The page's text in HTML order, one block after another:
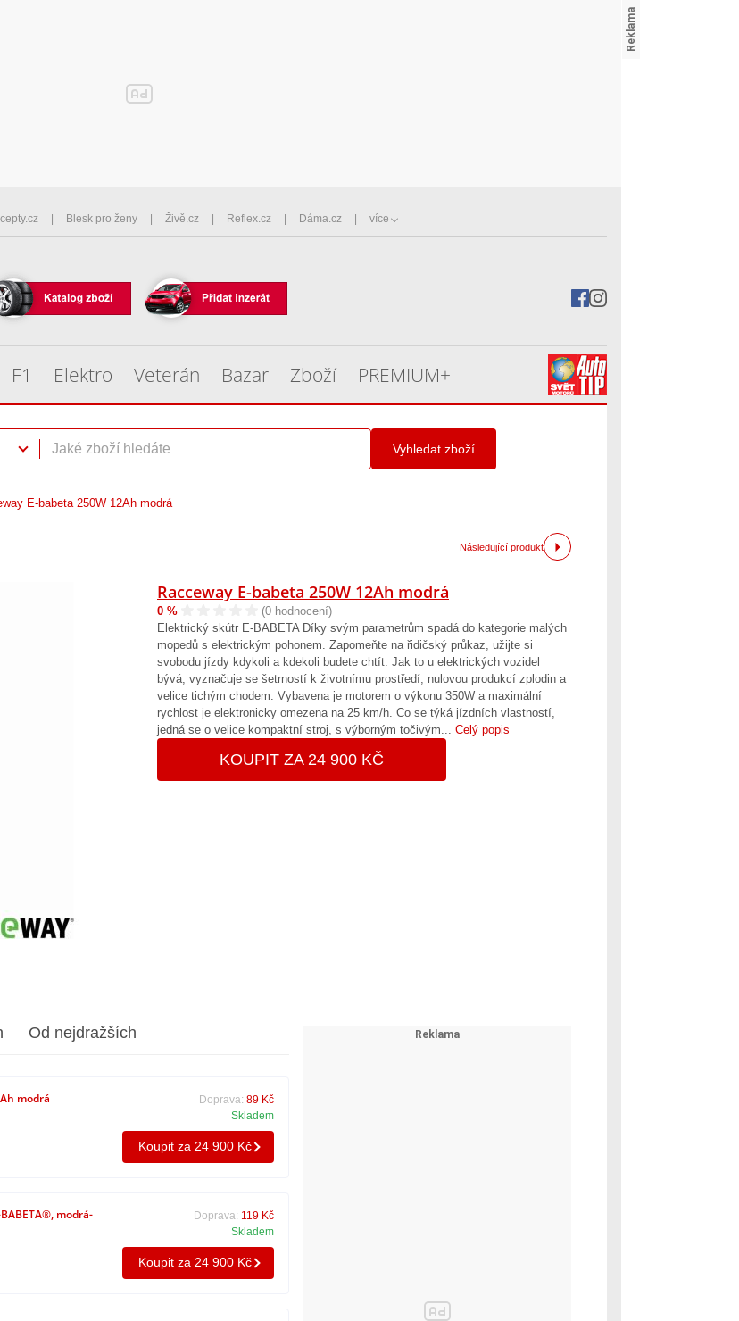
Blesk pro ženy Živě.cz Reflex.cz Dáma.cz více
F1 Elektro Veterán Bazar Zboží PREMIUM+
Vyhledat zboží
E-babeta 250W 12Ah modrá
Následující produkt
Racceway E-babeta 250W 12Ah modrá
0 %
(0 hodnocení)
Elektrický skútr E-BABETA Díky svým parametrům spadá do kategorie malých
mopedů s elektrickým pohonem. Zapomeňte na řidičský průkaz, užijte si
svobodu jízdy kdykoli a kdekoli budete chtít. Jak to u elektrických vozidel
bývá, vyznačuje se šetrností k životnímu prostředí, nulovou produkcí zplodin a
velice tichým chodem. Vybavena je motorem o výkonu 350W a maximální
rychlost je elektronicky omezena na 25 km/h. Co se týká jízdních vlastností,
jedná se o velice kompaktní stroj, s výborným točivým... Celý popis
KOUPIT ZA 24 900 KČ
Od nejdražších
modrá Doprava: 89 Kč
Skladem
Koupit za 24 900 Kč
modrá-
Doprava: 119 Kč
Skladem
Koupit za 24 900 Kč